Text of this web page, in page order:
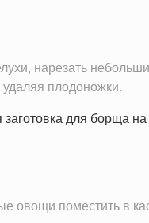
порции
нарезать
плодоножки.
овощи поместить в